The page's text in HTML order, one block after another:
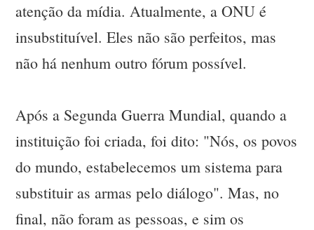
atenção da mídia. Atualmente, a ONU é
insubstituível. Eles não são perfeitos, mas
não há nenhum outro fórum possível.
Após a Segunda Guerra Mundial, quando a
instituição foi criada, foi dito: "Nós, os povos
do mundo, estabelecemos um sistema para
substituir as armas pelo diálogo". Mas, no
final, não foram as pessoas, e sim os